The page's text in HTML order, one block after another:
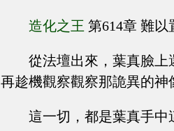
造化之王 第614章 難以
從法壇出來，葉真臉
再趁機觀察觀察那詭異
這一切，都是葉真手中